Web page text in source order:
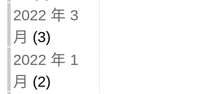
2022 年 3
月 (3)
2022 年 1
月 (2)